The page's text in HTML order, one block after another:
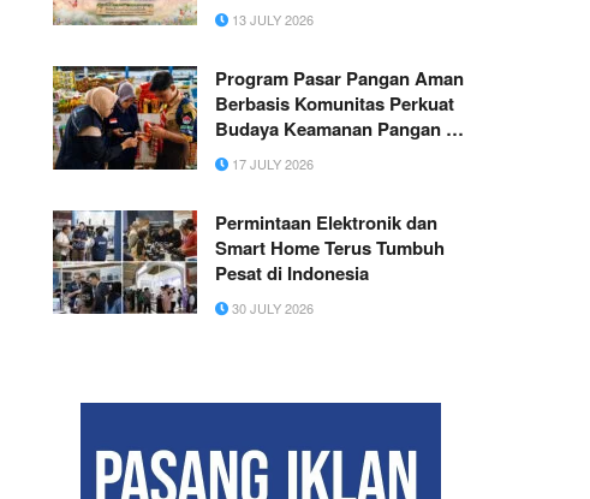
13 JULY 2026
Program Pasar Pangan Aman
Berbasis Komunitas Perkuat
Budaya Keamanan Pangan di
Pasar Amahami
17 JULY 2026
Permintaan Elektronik dan
Smart Home Terus Tumbuh
Pesat di Indonesia
30 JULY 2026